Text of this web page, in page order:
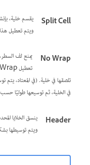
Split Cell
يقسم خلية،
ويتم تعطيل
No Wrap
يمنع لف
تلصقها في خلية. (في المعتاد،
في الخلية، ثم توسيعها طوليًا
Header
ينسق الخلايا
ويتم توسيطها